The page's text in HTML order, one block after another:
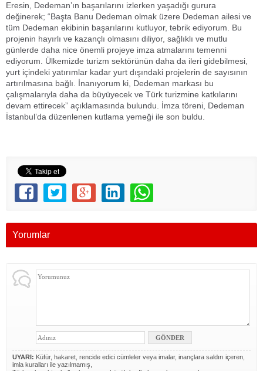
Eresin, Dedeman’ın başarılarını izlerken yaşadığı gurura
değinerek; “Başta Banu Dedeman olmak üzere Dedeman ailesi ve
tüm Dedeman ekibinin başarılarını kutluyor, tebrik ediyorum. Bu
projenin hayırlı ve kazançlı olmasını diliyor, sağlıklı ve mutlu
günlerde daha nice önemli projeye imza atmalarını temenni
ediyorum. Ülkemizde turizm sektörünün daha da ileri gidebilmesi,
yurt içindeki yatırımlar kadar yurt dışındaki projelerin de sayısının
artırılmasına bağlı. İnanıyorum ki, Dedeman markası bu
çalışmalarıyla daha da büyüyecek ve Türk turizmine katkılarını
devam ettirecek” açıklamasında bulundu. İmza töreni, Dedeman
İstanbul’da düzenlenen kutlama yemeği ile son buldu.
Yorumlar
UYARI: Küfür, hakaret, rencide edici cümleler veya imalar, inançlara saldırı içeren,
imla kuralları ile yazılmamış,